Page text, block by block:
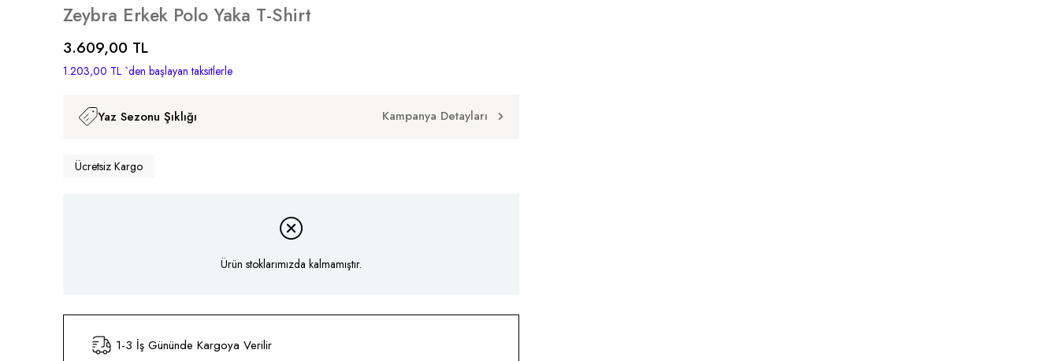
Zeybra Erkek Polo Yaka T-Shirt
3.609,00 TL
1.203,00 TL `den başlayan taksitlerle
Yaz Sezonu Şıklığı Kampanya Detayları
Ücretsiz Kargo
Ürün stoklarımızda kalmamıştır.
1-3 İş Gününde Kargoya Verilir